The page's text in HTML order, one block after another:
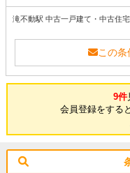
滝不動駅 中古一戸建て・中古住
この条
9件
会員登録をする